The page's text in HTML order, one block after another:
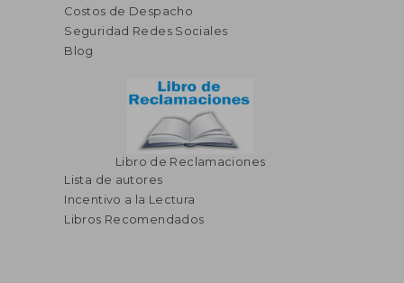
S/ 52,20
Costos de Despacho
Seguridad Redes Sociales
Blog
Libro de Reclamaciones
Lista de autores
Incentivo a la Lectura
Libros Recomendados